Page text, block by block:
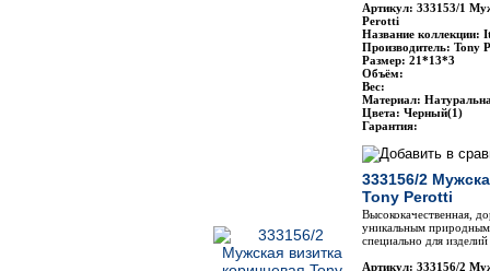
Артикул: 333153/1
Perotti
Название коллекции:
Производитель: Tony
Размер: 21*13*3
Объём:
Вес:
Материал:
Цвета: Черный(1)
Гарантия:
333156/2
Tony Perotti
Высококачественная,
уникальным
специально для
Артикул: 333156/2